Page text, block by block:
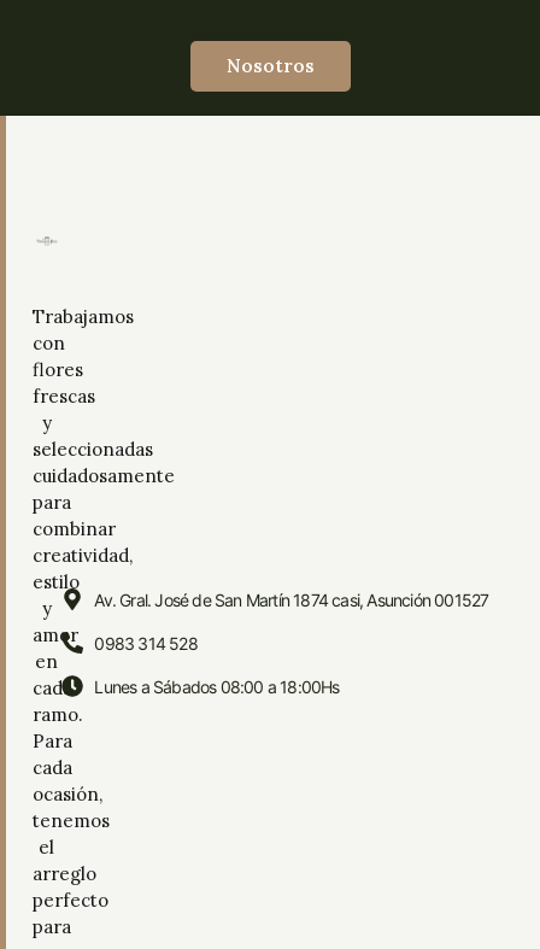
Nosotros
Trabajamos
con
flores
frescas
y
seleccionadas
cuidadosamente
para
combinar
creatividad,
estilo
y
amor
en
cada
ramo.
Para
cada
ocasión,
tenemos
el
arreglo
perfecto
para
Av. Gral. José de San Martín 1874 casi, Asunción 001527
0983 314 528
Lunes a Sábados 08:00 a 18:00Hs